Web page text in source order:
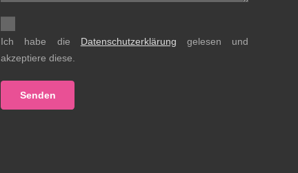
Ich habe die Datenschutzerklärung gelesen und
akzeptiere diese.